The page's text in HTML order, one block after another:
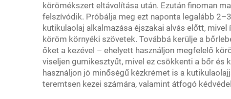
körömékszert eltávolítása után. Ezután finoman
felszívódik. Próbálja meg ezt naponta legalább
kutikulaolaj alkalmazása éjszakai alvás előtt,
köröm környéki szövetek. Továbbá kerülje a
őket a kezével – ehelyett használjon megfelelő
viseljen gumikesztyűt, mivel ez csökkenti a bőr és
használjon jó minőségű kézkrémet is a
teremtsen kezei számára, valamint átfogó